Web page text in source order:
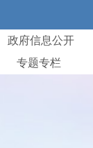
政府信息公开
专题专栏